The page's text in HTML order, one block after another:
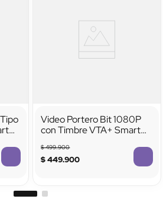
Video Portero Bit 1080P
con Timbre VTA+ Smart
$499.900
$449.900